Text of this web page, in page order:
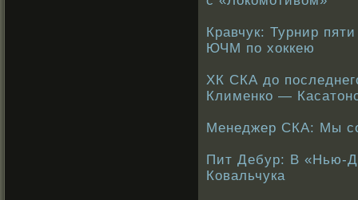
Кравчук: Турнир
ЮЧМ по хоккею
ХК СКА до
Клименко —
Менеджер СКА: Мы
Пит Дебур: В «Нью-
Ковальчука